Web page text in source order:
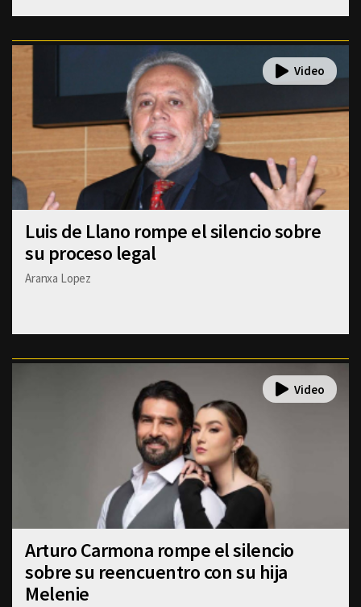
Luis de Llano rompe el silencio sobre
su proceso legal
Aranxa Lopez
Arturo Carmona rompe el silencio
sobre su reencuentro con su hija
Melenie